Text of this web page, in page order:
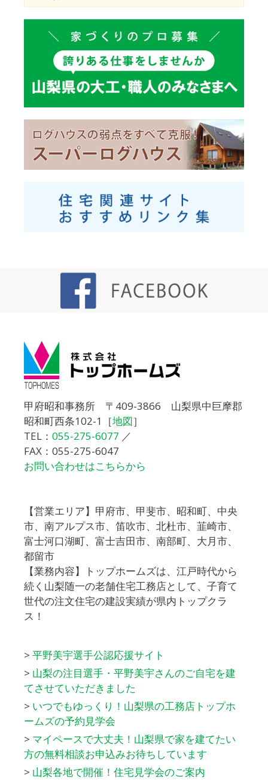
甲府昭和事務所 〒409-3866 山梨県中巨摩郡
昭和町西条102-1［地図］
TEL： 055-275-6077 ／
FAX：055-275-6047
お問い合わせはこちらから
【営業エリア】甲府市、甲斐市、昭和町、中央
市、南アルプス市、笛吹市、北杜市、韮崎市、
富士河口湖町、富士吉田市、南部町、大月市、
都留市
【業務内容】トップホームズは、江戸時代から
続く山梨随一の老舗住宅工務店として、子育て
世代の注文住宅の建設実績が県内トップクラ
ス！
> 平野美宇選手公認応援サイト
> 山梨の注目選手・平野美宇さんのご自宅を建
てさせていただきました
> いつでもゆっくり！山梨県の工務店トップホ
ームズの予約見学会
> マイペースで大丈夫！山梨県で家を建てたい
方の無料相談お申込みお待ちしています
> 山梨各地で開催！住宅見学会のご案内